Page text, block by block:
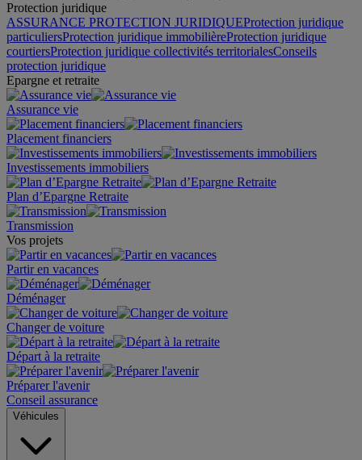
Protection juridique
ASSURANCE PROTECTION JURIDIQUEProtection juridique
particuliersProtection juridique immobilièreProtection juridique
courtiersProtection juridique collectivités territorialesConseils
protection juridique
Epargne et retraite
Assurance vie
Placement financiers
Investissements immobiliers
Plan d’Epargne Retraite
Transmission
Vos projets
Partir en vacances
Déménager
Changer de voiture
Départ à la retraite
Préparer l'avenir
Conseil assurance
Véhicules